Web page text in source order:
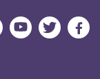
ديلي
ديلي